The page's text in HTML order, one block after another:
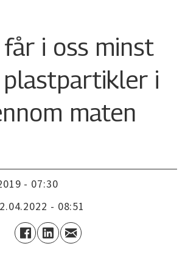
får i oss minst
i
maten
- 07:30
22.04.2022 - 08:51